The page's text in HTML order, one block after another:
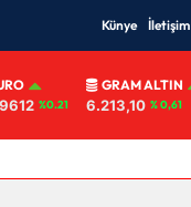
Künye İletişim
%0.21
GRAM ALTIN
6.213,10 % 0,61